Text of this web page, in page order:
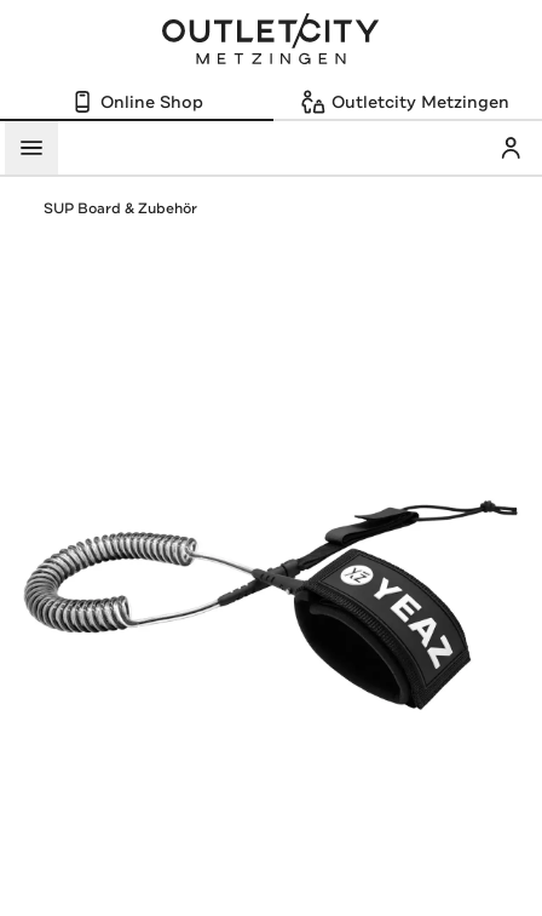
Online Shop Outletcity Metzingen
Menü
SUP Board & Zubehör